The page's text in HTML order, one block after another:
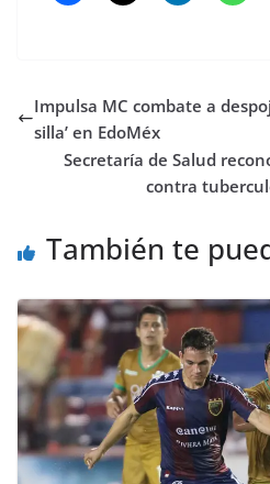
Impulsa MC combate a
silla’ en EdoMéx
Secretaría de Salud
contra
También te